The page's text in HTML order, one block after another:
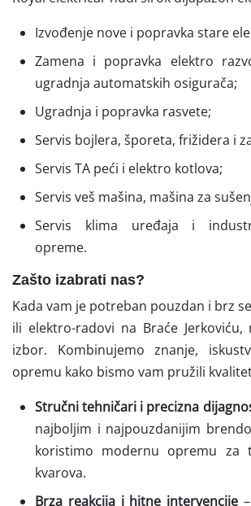
Izvođenje nove i popravka stare
Zamena i popravka elektro
ugradnja automatskih osigurača;
Ugradnja i popravka rasvete;
Servis bojlera, šporeta, frižidera i
Servis TA peći i elektro kotlova;
Servis veš mašina, mašina za
Servis klima uređaja i
opreme.
Zašto izabrati nas?
Kada vam je potreban pouzdan i brz
ili elektro-radovi na Braće
izbor. Kombinujemo znanje,
opremu kako bismo vam pružili
Stručni tehničari i precizna
najboljim i najpouzdanijim
koristimo modernu opremu za
kvarova.
Brza reakcija i hitne intervencije